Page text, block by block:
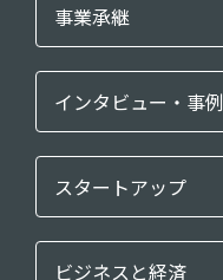
事業承継
インタビュー・事例
スタートアップ
ビジネスと経済